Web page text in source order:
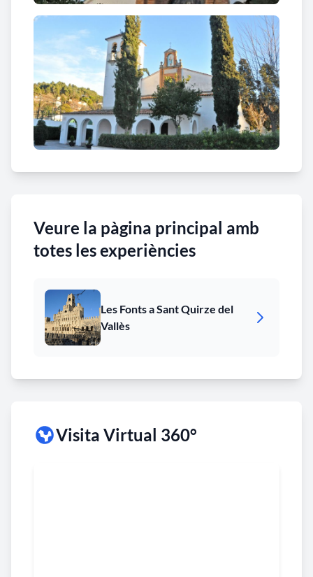
Veure la pàgina principal amb
totes les experiències
Les Fonts a Sant Quirze del
Vallès
Visita Virtual 360°